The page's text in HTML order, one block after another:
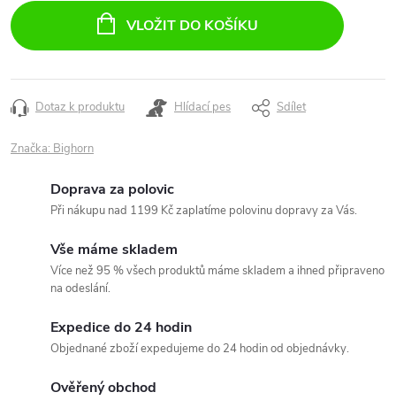
cena:
VLOŽIT DO KOŠÍKU
Dotaz k produktu Hlídací pes Sdílet
Značka: Bighorn
Doprava za polovic
Při nákupu nad 1199 Kč zaplatíme polovinu dopravy za Vás.
Vše máme skladem
Více než 95 % všech produktů máme skladem a ihned připraveno
na odeslání.
Expedice do 24 hodin
Objednané zboží expedujeme do 24 hodin od objednávky.
Ověřený obchod